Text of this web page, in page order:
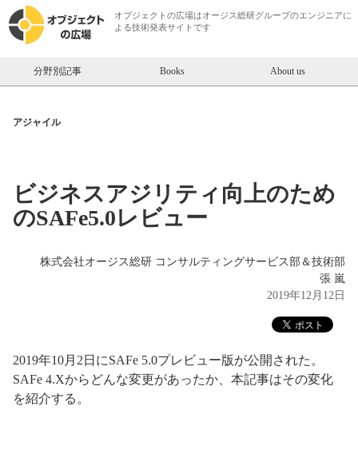
オブジェクトの広場はオージス総研グループのエンジニアに
よる技術発表サイトです
分野別記事 Books About us
アジャイル
ビジネスアジリティ向上のため
のSAFe5.0レビュー
株式会社オージス総研 コンサルティングサービス部＆技術部
張 嵐
2019年12月12日
2019年10月2日にSAFe 5.0プレビュー版が公開された。
SAFe 4.Xからどんな変更があったか、本記事はその変化
を紹介する。